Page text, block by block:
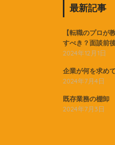
最新記事
【転職のプロが
すべき？面談前
2024年12月1日
企業が何を求め
2024年7月4日
既存業務の棚卸
2024年7月3日